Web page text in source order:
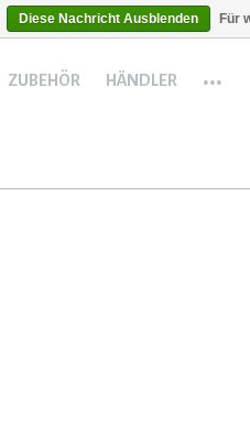
ZUBEHÖR HÄNDLER ...
Diese Nachricht Ausblenden Für